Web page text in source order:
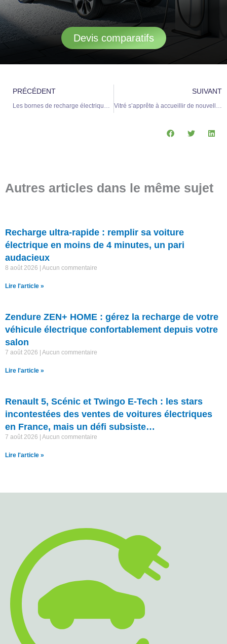
Devis comparatifs
Précédent
PRÉCÉDENT
Les bornes de recharge électriques : attention aux arnaques visant votre véhicule
SUIVANT
Vitré s’apprête à accueillir de nouvelles bornes de recharge pour véhicules électriques
Autres articles dans le même sujet
Recharge ultra-rapide : remplir sa voiture
électrique en moins de 4 minutes, un pari
audacieux
8 août 2026 Aucun commentaire
Lire l'article »
Zendure ZEN+ HOME : gérez la recharge de votre
véhicule électrique confortablement depuis votre
salon
7 août 2026 Aucun commentaire
Lire l'article »
Renault 5, Scénic et Twingo E-Tech : les stars
incontestées des ventes de voitures électriques
en France, mais un défi subsiste…
7 août 2026 Aucun commentaire
Lire l'article »